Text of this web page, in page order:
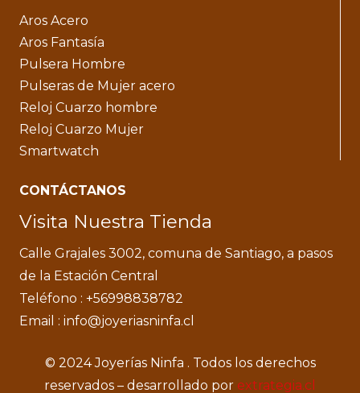
Aros Acero
Aros Fantasía
Pulsera Hombre
Pulseras de Mujer acero
Reloj Cuarzo hombre
Reloj Cuarzo Mujer
Smartwatch
CONTÁCTANOS
Visita Nuestra Tienda
Calle Grajales 3002, comuna de Santiago, a pasos
de la Estación Central
Teléfono : +56998838782
Email : info@joyeriasninfa.cl
© 2024 Joyerías Ninfa . Todos los derechos
reservados – desarrollado por extrategia.cl